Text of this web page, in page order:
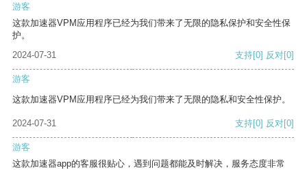
游客
这款加速器VPM应用程序已经为我们带来了无限的隐私保护和安全性保
护。
2024-07-31
支持[0] 反对[0]
游客
这款加速器VPM应用程序已经为我们带来了无限的隐私和安全性保护。
2024-07-31 支持[0] 反对[0]
游客
这款加速器app的客服很贴心，遇到问题都能及时解决，服务态度非常